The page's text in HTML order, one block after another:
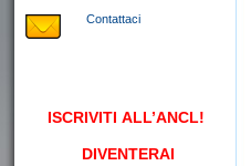
Contattaci
ISCRIVITI ALL’ANCL!
DIVENTERAI